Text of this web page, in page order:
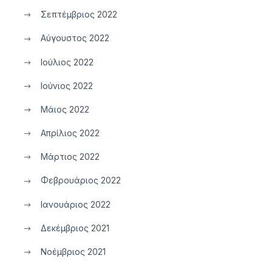
Σεπτέμβριος 2022
Αύγουστος 2022
Ιούλιος 2022
Ιούνιος 2022
Μάιος 2022
Απρίλιος 2022
Μάρτιος 2022
Φεβρουάριος 2022
Ιανουάριος 2022
Δεκέμβριος 2021
Νοέμβριος 2021